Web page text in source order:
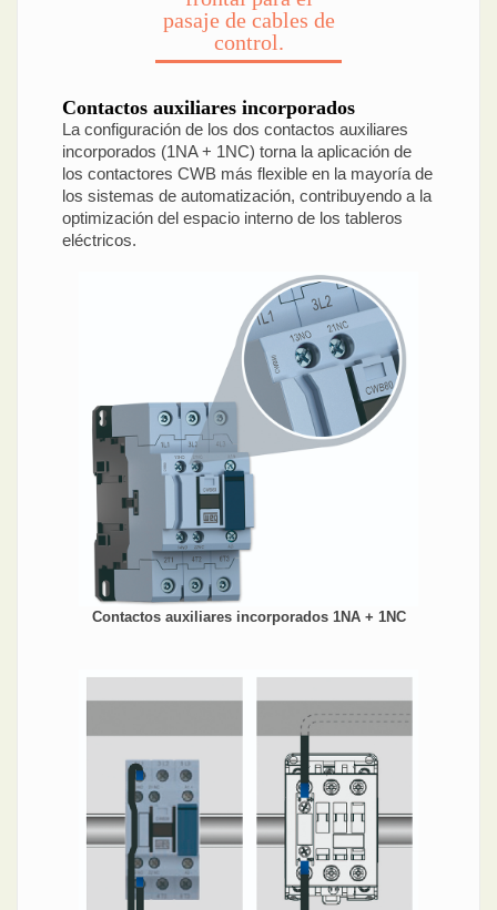
pasaje de cables de
control.
Contactos auxiliares incorporados
La configuración de los dos contactos auxiliares
incorporados (1NA + 1NC) torna la aplicación de
los contactores CWB más flexible en la mayoría de
los sistemas de automatización, contribuyendo a la
optimización del espacio interno de los tableros
eléctricos.
Contactos auxiliares incorporados 1NA + 1NC